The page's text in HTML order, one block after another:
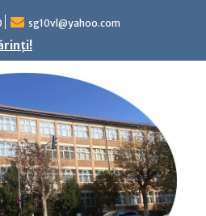
sg10vl@yahoo.com